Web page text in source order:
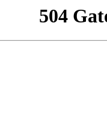
504